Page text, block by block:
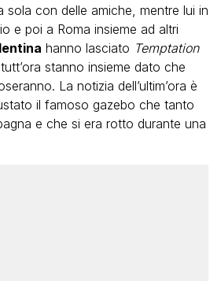
sola con delle amiche, mentre lui in
e poi a Roma insieme ad altri
hanno lasciato Temptation
stanno insieme dato che
La notizia dell’ultim’ora è
il famoso gazebo che tanto
e che si era rotto durante una